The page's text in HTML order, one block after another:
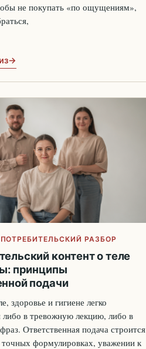
не покупать «по ощущениям»,
ПОТРЕБИТЕЛЬСКИЙ РАЗБОР
контент о теле
принципы
подачи
здоровье и гигиене легко
либо в тревожную лекцию, либо в
Ответственная подача строится
формулировках, уважении к